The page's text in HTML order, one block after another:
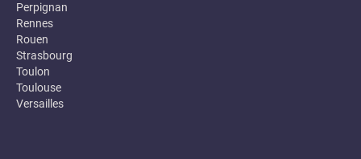
Perpignan
Rennes
Rouen
Strasbourg
Toulon
Toulouse
Versailles